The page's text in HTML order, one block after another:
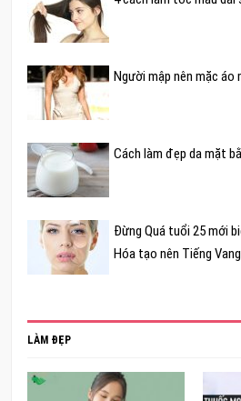
Người mập nên mặc
Cách làm đẹp da mặt
Đừng Quá tuổi 25 mới
Hóa tạo nên Tiếng
LÀM ĐẸP